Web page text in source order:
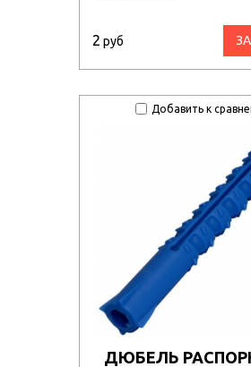
2 руб
Добавить к
ДЮБЕЛЬ